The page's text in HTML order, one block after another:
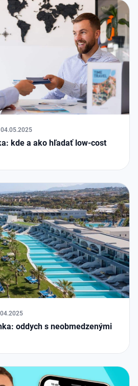
04.05.2025
kde a ako hľadať low-cost
oddych s neobmedzenými